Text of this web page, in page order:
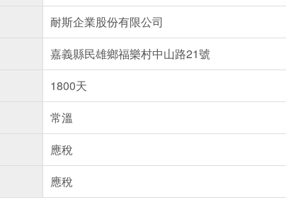
耐斯企業股份有限公司
嘉義縣民雄鄉福樂村中山路21號
1800天
常溫
應稅
應稅